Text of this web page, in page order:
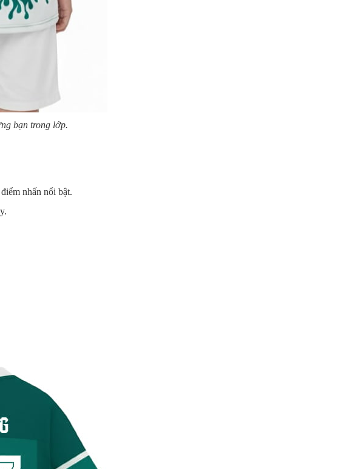
bạn trong lớp.
nhấn nổi bật.